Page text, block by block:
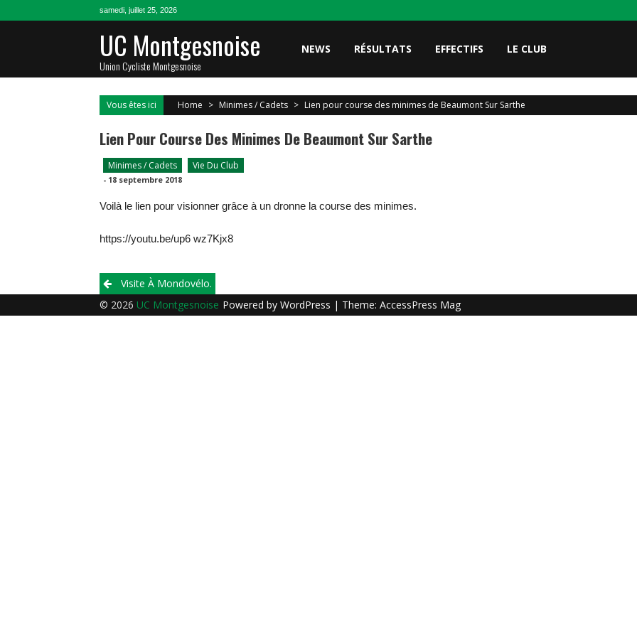
samedi, juillet 25, 2026
UC Montgesnoise
Union Cycliste Montgesnoise
NEWS RÉSULTATS EFFECTIFS LE CLUB
Vous êtes ici Home > Minimes / Cadets > Lien pour course des minimes de Beaumont Sur Sarthe
Lien Pour Course Des Minimes De Beaumont Sur Sarthe
Minimes / Cadets Vie Du Club
- 18 septembre 2018
Voilà le lien pour visionner grâce à un dronne la course des minimes.
https://youtu.be/up6 wz7Kjx8
Post
navigation
Visite À Mondovélo.
© 2026 UC Montgesnoise Powered by WordPress | Theme: AccessPress Mag